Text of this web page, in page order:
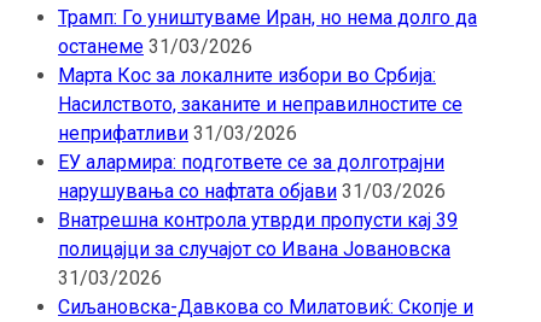
Трамп: Го уништуваме Иран, но нема долго да
останеме 31/03/2026
Марта Кос за локалните избори во Србија:
Насилството, заканите и неправилностите се
неприфатливи 31/03/2026
ЕУ алармира: подгответе се за долготрајни
нарушувања со нафтата објави 31/03/2026
Внатрешна контрола утврди пропусти кај 39
полицајци за случајот со Ивана Јовановска
31/03/2026
Сиљановска-Давкова со Милатовиќ: Скопје и